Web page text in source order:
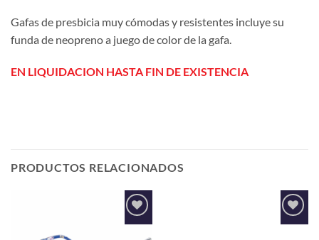
Gafas de presbicia muy cómodas y resistentes incluye su
funda de neopreno a juego de color de la gafa.
EN LIQUIDACION HASTA FIN DE EXISTENCIA
PRODUCTOS RELACIONADOS
Añadir
Añadir